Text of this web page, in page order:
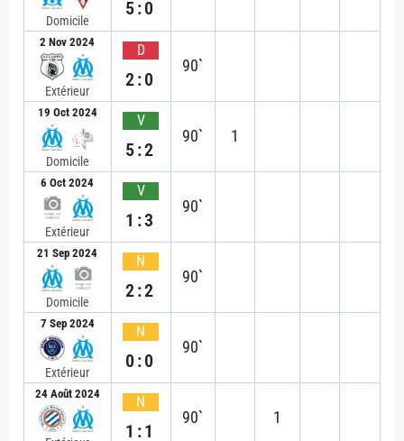
Domicile
5:0
2 Nov 2024
Extérieur
D
2:0
90`
19 Oct 2024
Domicile
V
5:2
90` 1
6 Oct 2024
Extérieur
V
1:3
90`
21 Sep 2024
Domicile
N
2:2
90`
7 Sep 2024
Extérieur
N
0:0
90`
24 Août 2024 N
1:1
90` 1